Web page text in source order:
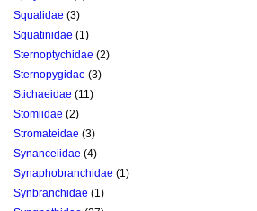
Squalidae (3)
Squatinidae (1)
Sternoptychidae (2)
Sternopygidae (3)
Stichaeidae (11)
Stomiidae (2)
Stromateidae (3)
Synanceiidae (4)
Synaphobranchidae (1)
Synbranchidae (1)